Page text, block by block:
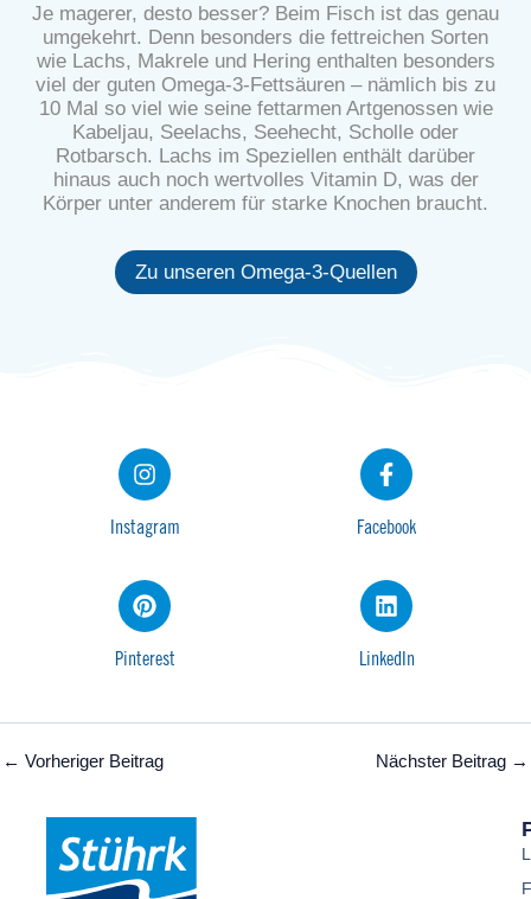
Je magerer, desto besser? Beim Fisch ist das genau
umgekehrt. Denn besonders die fettreichen Sorten
wie Lachs, Makrele und Hering enthalten besonders
viel der guten Omega-3-Fettsäuren – nämlich bis zu
10 Mal so viel wie seine fettarmen Artgenossen wie
Kabeljau, Seelachs, Seehecht, Scholle oder
Rotbarsch. Lachs im Speziellen enthält darüber
hinaus auch noch wertvolles Vitamin D, was der
Körper unter anderem für starke Knochen braucht.
Zu unseren Omega-3-Quellen
Instagram Facebook
Pinterest LinkedIn
← Vorheriger Beitrag Nächster Beitrag →